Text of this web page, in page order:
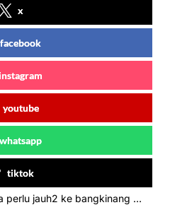
x
facebook
youtube
whatsapp
tiktok
perlu jauh2 ke bangkinang …